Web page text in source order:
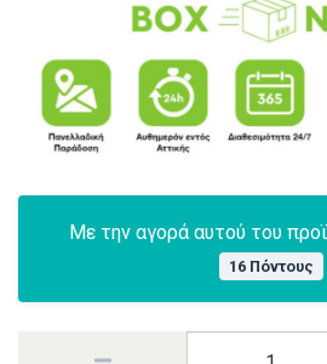
Με την αγορά αυτού του
16 Πόντους